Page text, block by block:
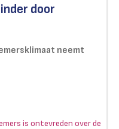
door
neemt
is ontevreden over de